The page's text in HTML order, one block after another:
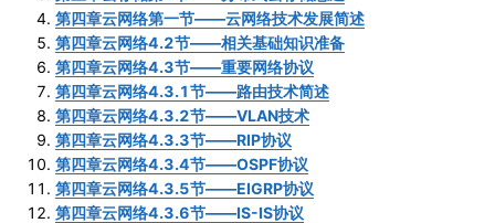
第四章云网络第一节——云网络技术发展简述
第四章云网络4.2节——相关基础知识准备
第四章云网络4.3节——重要网络协议
第四章云网络4.3.1节——路由技术简述
第四章云网络4.3.2节——VLAN技术
第四章云网络4.3.3节——RIP协议
第四章云网络4.3.4节——OSPF协议
第四章云网络4.3.5节——EIGRP协议
第四章云网络4.3.6节——IS-IS协议